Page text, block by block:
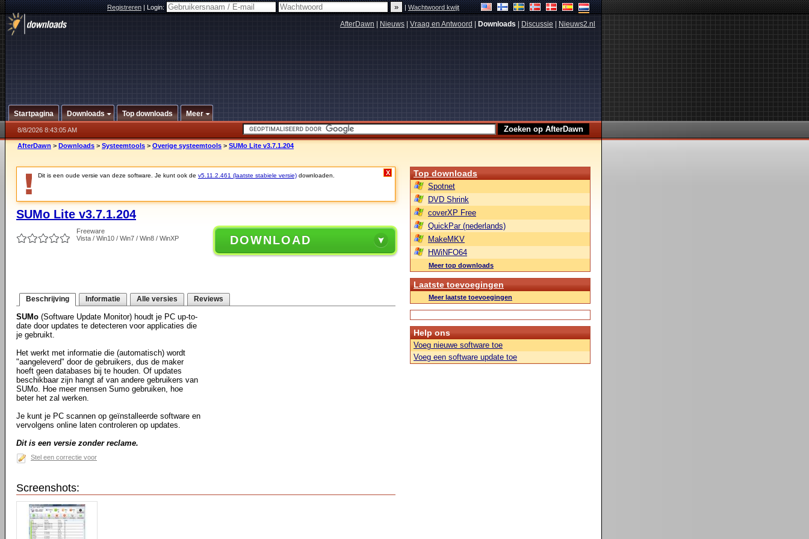
Registreren|Login: |Wachtwoord kwijt
AfterDawn Nieuws Vraag en Antwoord Downloads Discussie Nieuws2.nl
Startpagina Downloads Top downloads Meer
8/8/2026 8:43:05 AM
AfterDawn > Downloads > Systeemtools > Overige systeemtools > SUMo Lite v3.7.1.204
Dit is een oude versie van deze software. Je kunt ook de v5.11.2.461 (laatste stabiele versie) downloaden. X
SUMo Lite v3.7.1.204
Freeware
Vista / Win10 / Win7 / Win8 / WinXP
DOWNLOAD
Beschrijving Informatie Alle versies Reviews
SUMo (Software Update Monitor) houdt je PC up-to-
date door updates te detecteren voor applicaties die
je gebruikt.
Het werkt met informatie die (automatisch) wordt
"aangeleverd" door de gebruikers, dus de maker
hoeft geen databases bij te houden. Of updates
beschikbaar zijn hangt af van andere gebruikers van
SUMo. Hoe meer mensen Sumo gebruiken, hoe
beter het zal werken.
Je kunt je PC scannen op geïnstalleerde software en
vervolgens online laten controleren op updates.
Dit is een versie zonder reclame.
Stel een correctie voor
Screenshots:
Top downloads
Spotnet
DVD Shrink
coverXP Free
QuickPar (nederlands)
MakeMKV
HWiNFO64
Meer top downloads
Laatste toevoegingen
Meer laatste toevoegingen
Help ons
Voeg nieuwe software toe
Voeg een software update toe